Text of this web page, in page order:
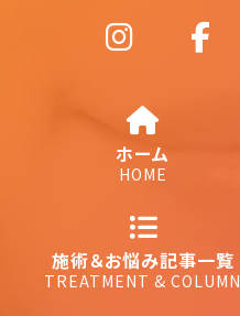
ホーム
HOME
施術＆お悩み記事一覧
TREATMENT & COLUMN